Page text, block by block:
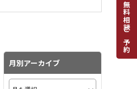
無料相談ご予約
月別アーカイブ